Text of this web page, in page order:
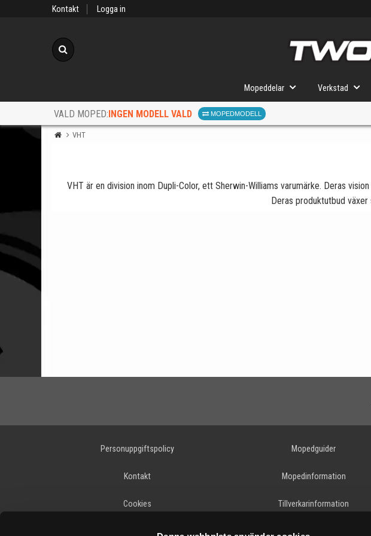
Kontakt Logga in
Mopeddelar Verkstad
VALD MOPED:INGEN MODELL VALD MOPEDMODELL
VHT
VHT är en division inom Dupli-Color, ett Sherwin-Williams varumärke. Deras
Deras produktutbud
Personuppgiftspolicy
Kontakt
Cookies
Varumärken
Mopedguider
Mopedinformation
Tillverkarinformation
Tryggt E-köp